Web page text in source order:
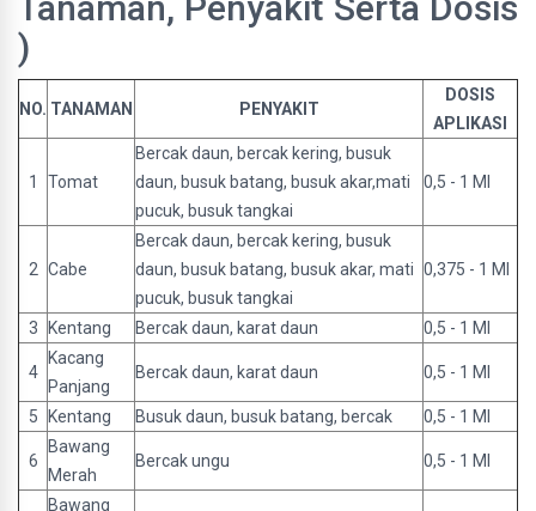
)
NO. TANAMAN PENYAKIT
DOSIS
APLIKASI
1 Tomat
Bercak daun, bercak kering, busuk
daun, busuk batang, busuk akar,mati
pucuk, busuk tangkai
0,5 - 1 Ml
2 Cabe
Bercak daun, bercak kering, busuk
daun, busuk batang, busuk akar, mati
pucuk, busuk tangkai
0,375 - 1 Ml
3 Kentang Bercak daun, karat daun 0,5 - 1 Ml
4
Kacang
Panjang
Bercak daun, karat daun 0,5 - 1 Ml
5 Kentang Busuk daun, busuk batang, bercak 0,5 - 1 Ml
6
Bawang
Merah
Bercak ungu 0,5 - 1 Ml
Bawang